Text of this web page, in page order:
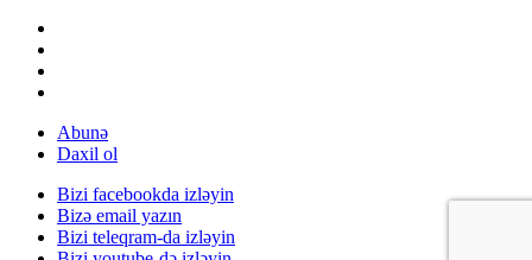
Abunə
Daxil ol
Bizi facebookda izləyin
Bizə email yazın
Bizi teleqram-da izləyin